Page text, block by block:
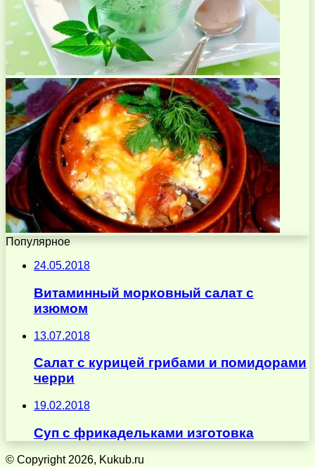
Популярное
24.05.2018
Витаминный морковный салат с
изюмом
13.07.2018
Салат с курицей грибами и помидорами
черри
19.02.2018
Суп с фрикадельками изготовка
© Copyright 2026, Kukub.ru